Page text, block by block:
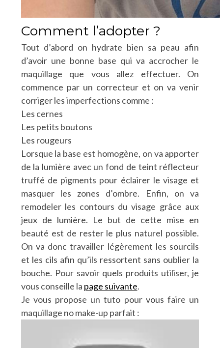
Comment l’adopter ?
Tout d’abord on hydrate bien sa peau afin
d’avoir une bonne base qui va accrocher le
maquillage que vous allez effectuer. On
commence par un correcteur et on va venir
corriger les imperfections comme :
Les cernes
Les petits boutons
Les rougeurs
Lorsque la base est homogène, on va apporter
de la lumière avec un fond de teint réflecteur
truffé de pigments pour éclairer le visage et
masquer les zones d’ombre. Enfin, on va
remodeler les contours du visage grâce aux
jeux de lumière. Le but de cette mise en
beauté est de rester le plus naturel possible.
On va donc travailler légèrement les sourcils
et les cils afin qu’ils ressortent sans oublier la
bouche. Pour savoir quels produits utiliser, je
vous conseille la page suivante.
Je vous propose un tuto pour vous faire un
maquillage no make-up parfait :